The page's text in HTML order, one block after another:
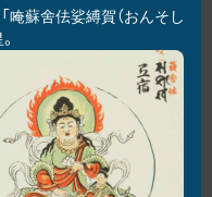
唵蘇舍佉娑縛賀（おんそし